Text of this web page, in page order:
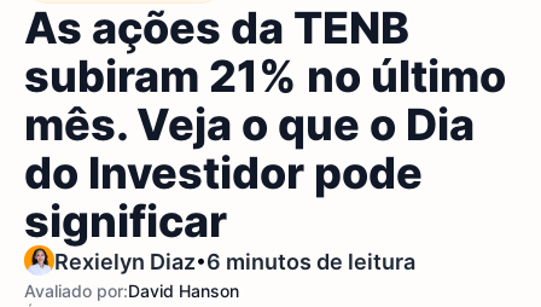
As ações da TENB
subiram 21% no último
mês. Veja o que o Dia
do Investidor pode
significar
Rexielyn Diaz•6 minutos de leitura
Avaliado por:David Hanson